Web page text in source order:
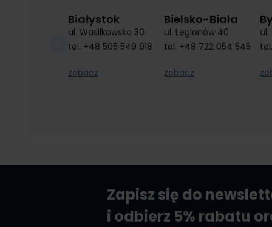
Białystok
ul. Wasilkowska 30
tel. +48 505 549 918
zobacz
Bielsko-Biała
ul. Legionów 40
tel. +48 722 054 545
zobacz
tel.
Zapisz się do
i odbierz 5% rabatu